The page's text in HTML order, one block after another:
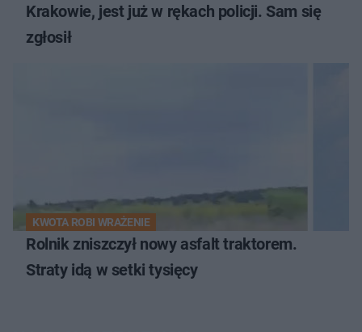
Krakowie, jest już w rękach policji. Sam się
zgłosił
KWOTA ROBI WRAŻENIE
Rolnik zniszczył nowy asfalt traktorem.
Straty idą w setki tysięcy